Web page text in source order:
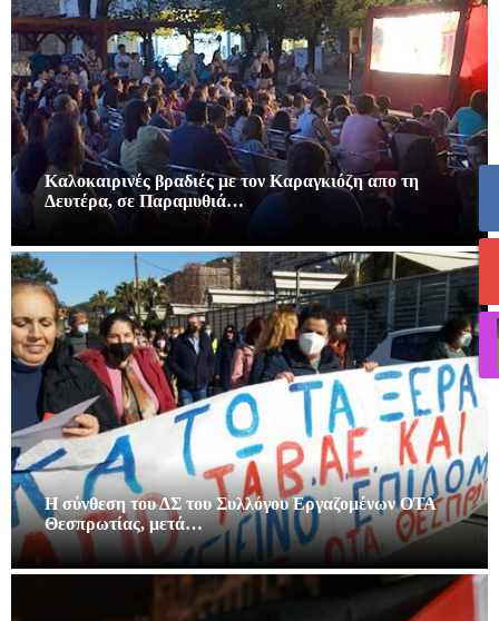
Καλοκαιρινές βραδιές με τον Καραγκιόζη απο τη
Δευτέρα, σε Παραμυθιά…
Η σύνθεση του ΔΣ του Συλλόγου Εργαζομένων ΟΤΑ
Θεσπρωτίας, μετά…